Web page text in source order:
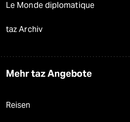
Le Monde diplomatique
taz Archiv
Mehr taz Angebote
Reisen